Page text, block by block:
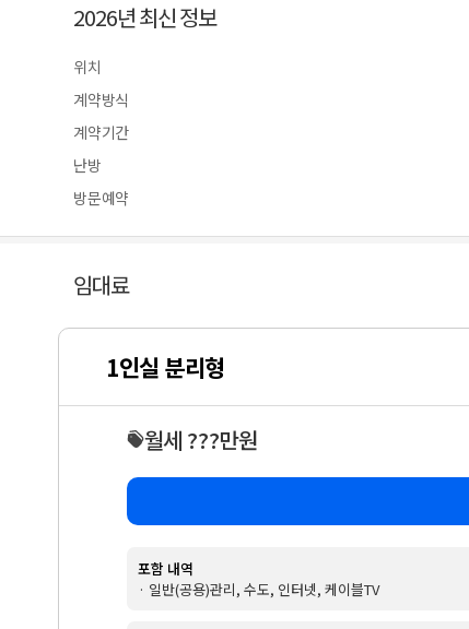
2026년 최신 정보
위치
계약방식
계약기간
난방
방문예약
임대료
1인실 분리형
월세 ???만원
포함 내역
· 일반(공용)관리, 수도, 인터넷, 케이블TV